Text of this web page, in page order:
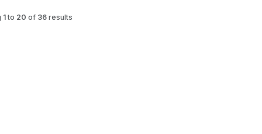
1to 20 of 36 results